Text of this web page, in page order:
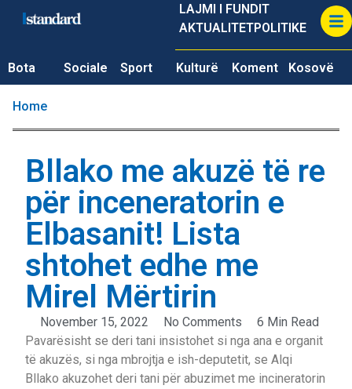
LAJMI I FUNDIT
AKTUALITETPOLITIKE
Bota Sociale Sport Kulturë Koment Kosovë
Home
Bllako me akuzë të re
për inceneratorin e
Elbasanit! Lista
shtohet edhe me
Mirel Mërtirin
November 15, 2022 No Comments
6 Min Read
Pavarësisht se deri tani insistohet si nga ana e organit
të akuzës, si nga mbrojtja e ish-deputetit, se Alqi
Bllako akuzohet deri tani për abuzimet me incineratorin